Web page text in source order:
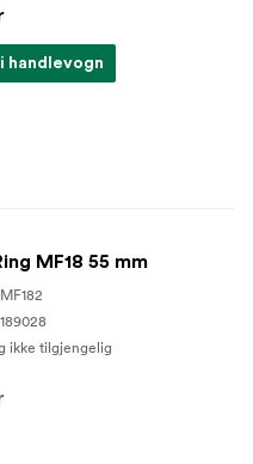
handlevogn
MF18 55 mm
ikke tilgjengelig